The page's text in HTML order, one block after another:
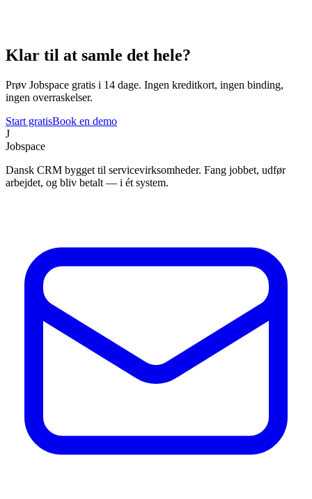
Klar til at samle det hele?
Prøv Jobspace gratis i 14 dage. Ingen kreditkort, ingen binding,
ingen overraskelser.
Start gratisBook en demo
J
Jobspace
Dansk CRM bygget til servicevirksomheder. Fang jobbet, udfør
arbejdet, og bliv betalt — i ét system.